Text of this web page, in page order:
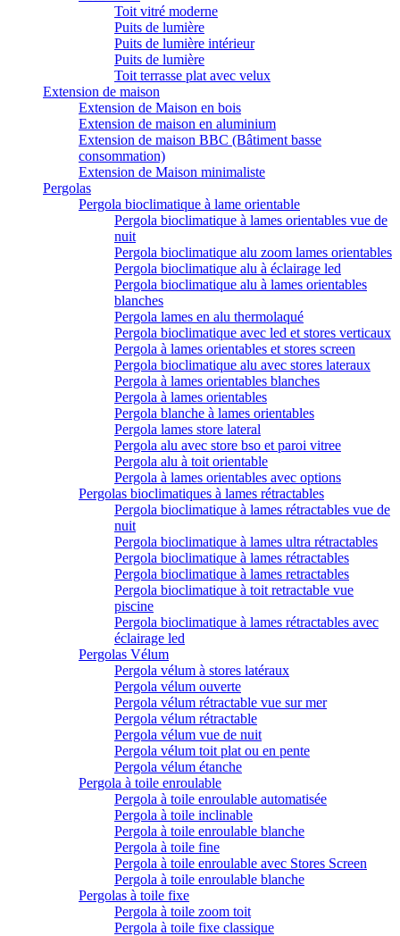
Toit vitré moderne
Puits de lumière
Puits de lumière intérieur
Puits de lumière
Toit terrasse plat avec velux
Extension de maison
Extension de Maison en bois
Extension de maison en aluminium
Extension de maison BBC (Bâtiment basse
consommation)
Extension de Maison minimaliste
Pergolas
Pergola bioclimatique à lame orientable
Pergola bioclimatique à lames orientables vue de
nuit
Pergola bioclimatique alu zoom lames orientables
Pergola bioclimatique alu à éclairage led
Pergola bioclimatique alu à lames orientables
blanches
Pergola lames en alu thermolaqué
Pergola bioclimatique avec led et stores verticaux
Pergola à lames orientables et stores screen
Pergola bioclimatique alu avec stores lateraux
Pergola à lames orientables blanches
Pergola à lames orientables
Pergola blanche à lames orientables
Pergola lames store lateral
Pergola alu avec store bso et paroi vitree
Pergola alu à toit orientable
Pergola à lames orientables avec options
Pergolas bioclimatiques à lames rétractables
Pergola bioclimatique à lames rétractables vue de
nuit
Pergola bioclimatique à lames ultra rétractables
Pergola bioclimatique à lames rétractables
Pergola bioclimatique à lames retractables
Pergola bioclimatique à toit retractable vue
piscine
Pergola bioclimatique à lames rétractables avec
éclairage led
Pergolas Vélum
Pergola vélum à stores latéraux
Pergola vélum ouverte
Pergola vélum rétractable vue sur mer
Pergola vélum rétractable
Pergola vélum vue de nuit
Pergola vélum toit plat ou en pente
Pergola vélum étanche
Pergola à toile enroulable
Pergola à toile enroulable automatisée
Pergola à toile inclinable
Pergola à toile enroulable blanche
Pergola à toile fine
Pergola à toile enroulable avec Stores Screen
Pergola à toile enroulable blanche
Pergolas à toile fixe
Pergola à toile zoom toit
Pergola à toile fixe classique